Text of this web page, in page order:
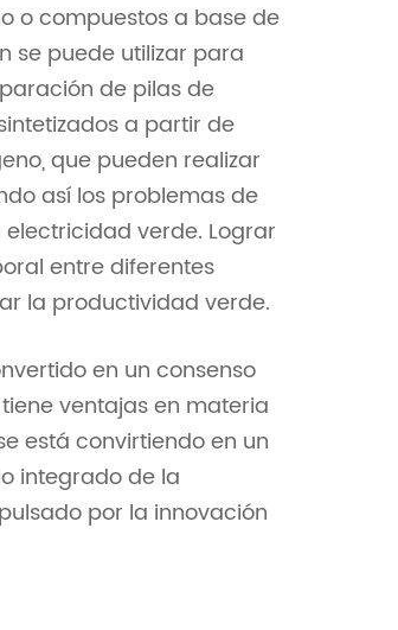
o compuestos a base de
se puede utilizar para
de pilas de
a partir de
que pueden realizar
así los problemas de
verde. Lograr
entre diferentes
la productividad verde.
en un consenso
ventajas en materia
está convirtiendo en un
integrado de la
por la innovación